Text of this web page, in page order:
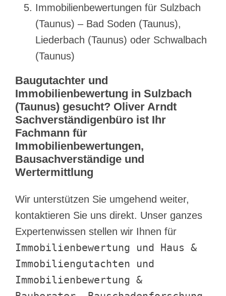
Immobilienbewertungen für Sulzbach
(Taunus) – Bad Soden (Taunus),
Liederbach (Taunus) oder Schwalbach
(Taunus)
Baugutachter und
Immobilienbewertung in Sulzbach
(Taunus) gesucht? Oliver Arndt
Sachverständigenbüro ist Ihr
Fachmann für
Immobilienbewertungen,
Bausachverständige und
Wertermittlung
Wir unterstützen Sie umgehend weiter,
kontaktieren Sie uns direkt. Unser ganzes
Expertenwissen stellen wir Ihnen für
Immobilienbewertung und Haus &
Immobiliengutachten und
Immobilienbewertung &